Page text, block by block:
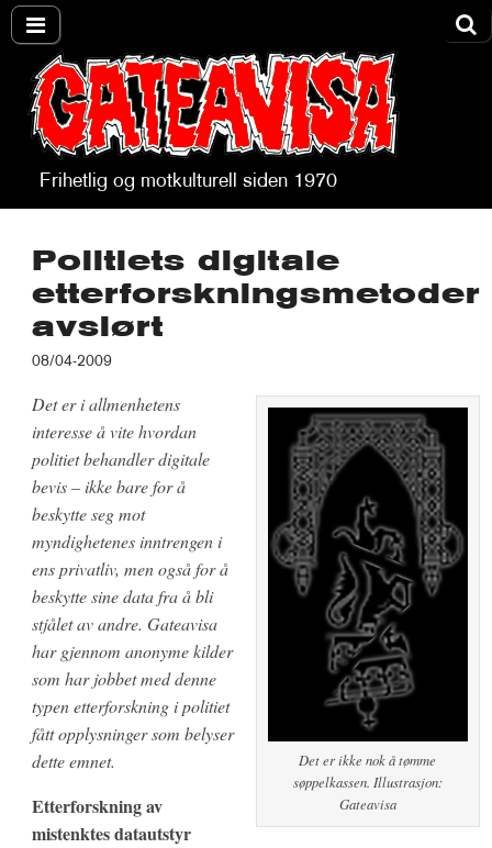
Gateavisa
Frihetlig og motkulturell siden 1970
Politiets digitale
etterforskningsmetoder
avslørt
08/04-2009
Det er ikke nok å tømme
søppelkassen. Illustrasjon:
Gateavisa
Det er i allmenhetens
interesse å vite hvordan
politiet behandler digitale
bevis – ikke bare for å
beskytte seg mot
myndighetenes inntrengen i
ens privatliv, men også for å
beskytte sine data fra å bli
stjålet av andre. Gateavisa
har gjennom anonyme kilder
som har jobbet med denne
typen etterforskning i politiet
fått opplysninger som belyser
dette emnet.
Etterforskning av
mistenktes datautstyr